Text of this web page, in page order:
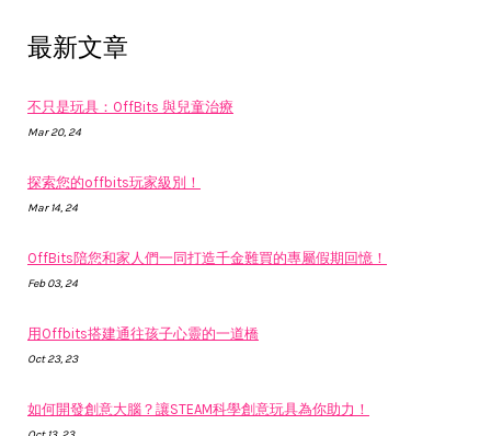
最新文章
不只是玩具：OffBits 與兒童治療
Mar 20, 24
探索您的offbits玩家級別！
Mar 14, 24
OffBits陪您和家人們一同打造千金難買的專屬假期回憶！
Feb 03, 24
用Offbits搭建通往孩子心靈的一道橋
Oct 23, 23
如何開發創意大腦？讓STEAM科學創意玩具為你助力！